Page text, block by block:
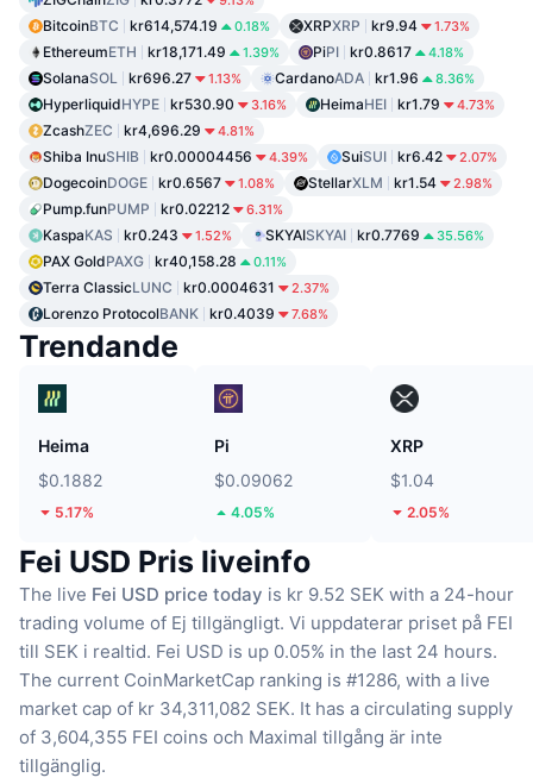
BitcoinBTC kr614,574.19 0.18% XRPXRP kr9.94 1.73%
EthereumETH kr18,171.49 1.39% PiPI kr0.8617 4.18%
SolanaSOL kr696.27 1.13% CardanoADA kr1.96 8.36%
HyperliquidHYPE kr530.90 3.16% HeimaHEI kr1.79 4.73%
ZcashZEC kr4,696.29 4.81%
Shiba InuSHIB kr0.00004456 4.39% SuiSUI kr6.42 2.07%
DogecoinDOGE kr0.6567 1.08% StellarXLM kr1.54 2.98%
Pump.funPUMP kr0.02212 6.31%
KaspaKAS kr0.243 1.52% SKYAISKYAI kr0.7769 35.56%
PAX GoldPAXG kr40,158.28 0.11%
Terra ClassicLUNC kr0.0004631 2.37%
Lorenzo ProtocolBANK kr0.4039 7.68%
Trendande
Heima
$0.1882
5.17%
Pi
$0.09062
4.05%
XRP
$1.04
2.05%
Fei USD Pris liveinfo
The live Fei USD price today is kr 9.52 SEK with a 24-hour
trading volume of Ej tillgängligt. Vi uppdaterar priset på FEI
till SEK i realtid. Fei USD is up 0.05% in the last 24 hours.
The current CoinMarketCap ranking is #1286, with a live
market cap of kr 34,311,082 SEK. It has a circulating supply
of 3,604,355 FEI coins och Maximal tillgång är inte
tillgänglig.